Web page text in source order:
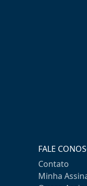
FALE
Contato
Minha